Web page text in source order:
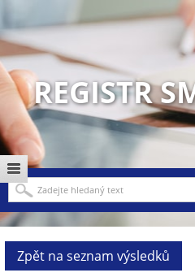
REGISTR
Zpět na seznam výsledků